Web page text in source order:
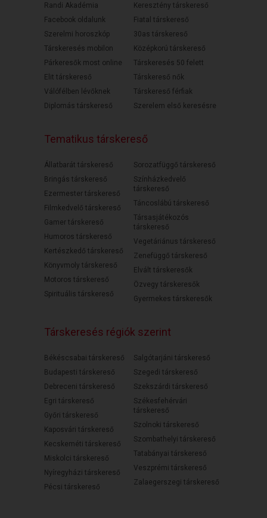
Randi Akadémia
Facebook oldalunk
Szerelmi horoszkóp
Társkeresés mobilon
Párkeresők most online
Elit társkereső
Válófélben lévőknek
Diplomás társkereső
Keresztény társkereső
Fiatal társkereső
30as társkereső
Középkorú társkereső
Társkeresés 50 felett
Társkereső nők
Társkereső férfiak
Szerelem első keresésre
Tematikus társkereső
Állatbarát társkereső
Bringás társkereső
Ezermester társkereső
Filmkedvelő társkereső
Gamer társkereső
Humoros társkereső
Kertészkedő társkereső
Könyvmoly társkereső
Motoros társkereső
Spirituális társkereső
Sorozatfüggő társkereső
Színházkedvelő
társkereső
Táncoslábú társkereső
Társasjátékozós
társkereső
Vegetáriánus társkereső
Zenefüggő társkereső
Elvált társkeresők
Özvegy társkeresők
Gyermekes társkeresők
Társkeresés régiók szerint
Békéscsabai társkereső
Budapesti társkereső
Debreceni társkereső
Egri társkereső
Győri társkereső
Kaposvári társkereső
Kecskeméti társkereső
Miskolci társkereső
Nyíregyházi társkereső
Pécsi társkereső
Salgótarjáni társkereső
Szegedi társkereső
Szekszárdi társkereső
Székesfehérvári
társkereső
Szolnoki társkereső
Szombathelyi társkereső
Tatabányai társkereső
Veszprémi társkereső
Zalaegerszegi társkereső